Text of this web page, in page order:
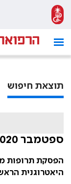
תוצאת חיפוש
ספטמבר 2020
הפסקת תרופות
היאטרוגנית